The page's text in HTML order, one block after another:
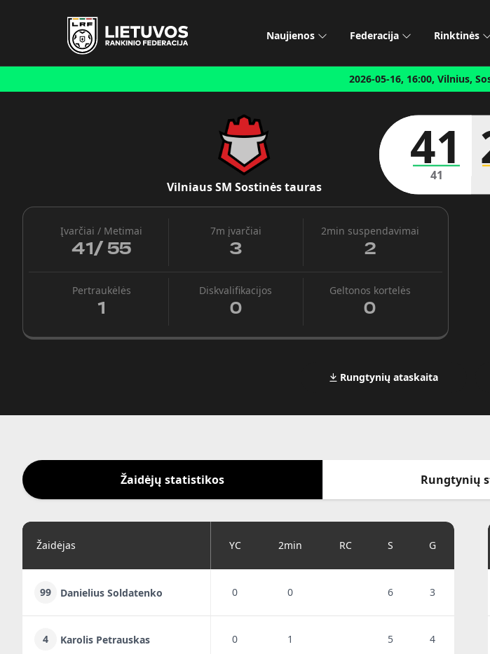
Naujienos Federacija Rinktinės
2026-05-16, 16:00, Vilnius,
Vilniaus SM Sostinės tauras
41
41
Įvarčiai / Metimai
41 /55
7m įvarčiai
3
2min suspendavimai
2
Pertraukėlės
1
Diskvalifikacijos
0
Geltonos kortelės
0
Rungtynių ataskaita
Žaidėjų statistikos Rungtynių
Žaidėjas YC 2min RC S G
99 Danielius Soldatenko 0 0 6 3
4 Karolis Petrauskas 0 1 5 4